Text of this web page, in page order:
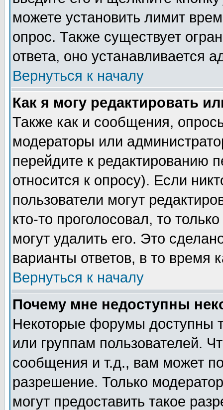
можете установить лимит
опрос. Также существует
ответа, оно устанавливается
Вернуться к началу
Как я могу редактировать
Также как и сообщения,
модераторы или
перейдите к редактированию
относится к опросу). Если
пользователи могут
кто-то проголосовал, то
могут удалить его. Это
варианты ответов, в то время
Вернуться к началу
Почему мне недоступны
Некоторые форумы доступны
или группам пользователей.
сообщения и т.д., вам может
разрешение. Только
могут предоставить такое